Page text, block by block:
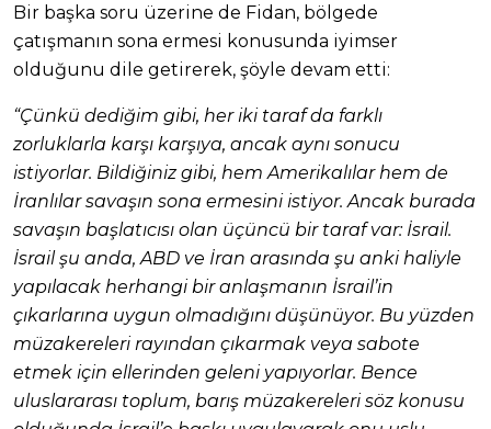
Bir başka soru üzerine de Fidan, bölgede
çatışmanın sona ermesi konusunda iyimser
olduğunu dile getirerek, şöyle devam etti:
“Çünkü dediğim gibi, her iki taraf da farklı
zorluklarla karşı karşıya, ancak aynı sonucu
istiyorlar. Bildiğiniz gibi, hem Amerikalılar hem de
İranlılar savaşın sona ermesini istiyor. Ancak burada
savaşın başlatıcısı olan üçüncü bir taraf var: İsrail.
İsrail şu anda, ABD ve İran arasında şu anki haliyle
yapılacak herhangi bir anlaşmanın İsrail’in
çıkarlarına uygun olmadığını düşünüyor. Bu yüzden
müzakereleri rayından çıkarmak veya sabote
etmek için ellerinden geleni yapıyorlar. Bence
uluslararası toplum, barış müzakereleri söz konusu